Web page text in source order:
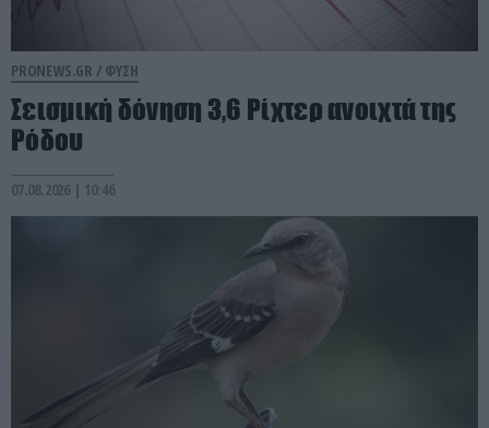
PRONEWS.GR / ΦΥΣΗ
Σεισμική δόνηση 3,6 Ρίχτερ ανοιχτά της
Ρόδου
07.08.2026 | 10:46